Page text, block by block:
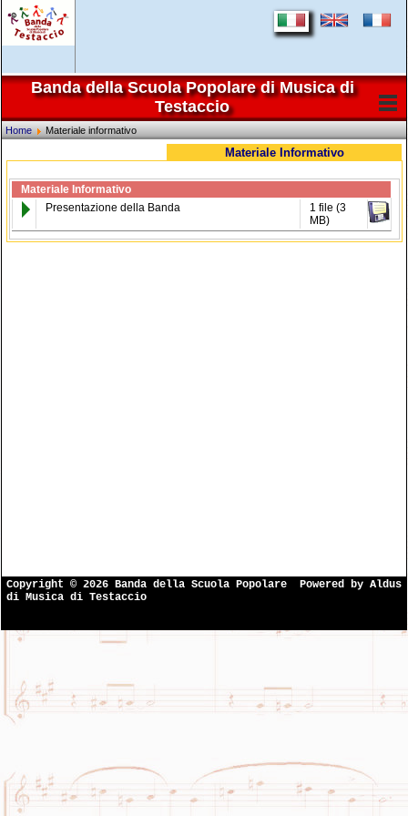
Banda della Scuola Popolare di Musica di
Testaccio
Home Materiale informativo
Materiale Informativo
Materiale Informativo
Presentazione della Banda
1 file (3
MB)
Copyright © 2026 Banda della Scuola Popolare
di Musica di Testaccio
Powered by Aldus